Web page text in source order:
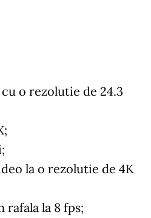
cu o rezolutie de 24.3
la o rezolutie de 4K
rafala la 8 fps;